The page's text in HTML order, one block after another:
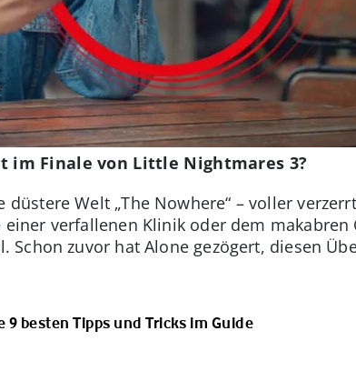
im Finale von Little Nightmares 3?
düstere Welt „The Nowhere“ – voller
verfallenen Klinik oder dem makabren
Schon zuvor hat Alone gezögert, diesen
besten Tipps und Tricks im Guide